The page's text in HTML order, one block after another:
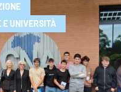
E UNIVERSITÀ